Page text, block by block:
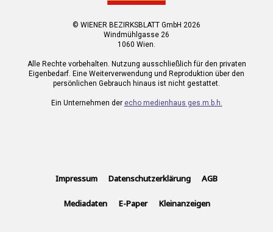
© WIENER BEZIRKSBLATT GmbH 2026
Windmühlgasse 26
1060 Wien.
Alle Rechte vorbehalten. Nutzung ausschließlich für den privaten
Eigenbedarf. Eine Weiterverwendung und Reproduktion über den
persönlichen Gebrauch hinaus ist nicht gestattet.
Ein Unternehmen der echo medienhaus ges.m.b.h.
Impressum Datenschutzerklärung AGB
Mediadaten E-Paper Kleinanzeigen